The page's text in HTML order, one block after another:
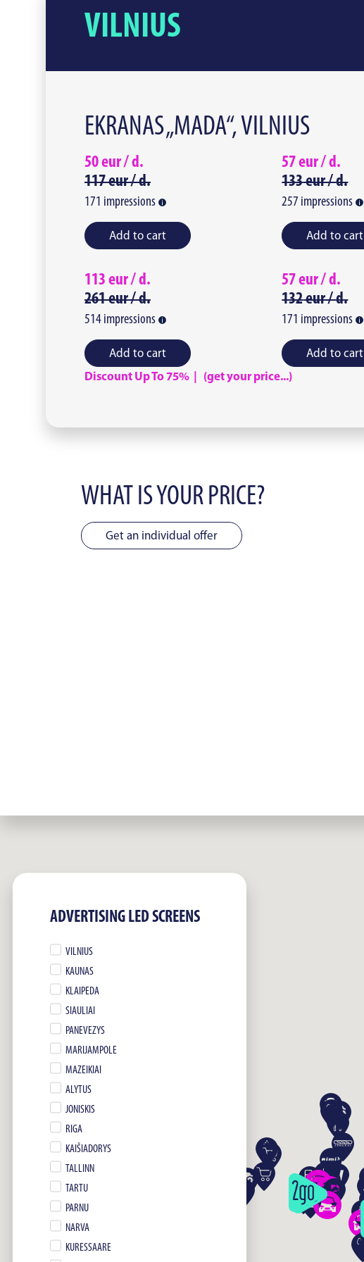
VILNIUS
EKRANAS „MADA“, VILNIUS
50eur /d.
117eur /d.
171 impressions
Add to cart
57eur /d.
133eur /d.
257 impressions
Add to cart
113 eur /d.
261eur /d.
514 impressions
Add to cart
57eur /d.
132eur /d.
171 impressions
Add to cart
Discount Up To 75% | (get your price...)
WHAT IS YOUR PRICE?
Get an individual offer
ADVERTISING LED SCREENS
VILNIUS
KAUNAS
KLAIPEDA
SIAULIAI
PANEVEZYS
MARIJAMPOLE
MAZEIKIAI
ALYTUS
JONISKIS
RIGA
KAIŠIADORYS
TALLINN
TARTU
PARNU
NARVA
KURESSAARE